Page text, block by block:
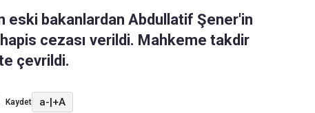
eski bakanlardan Abdullatif Şener'in
cezası verildi. Mahkeme takdir
çevrildi.
Kaydet a-|+A